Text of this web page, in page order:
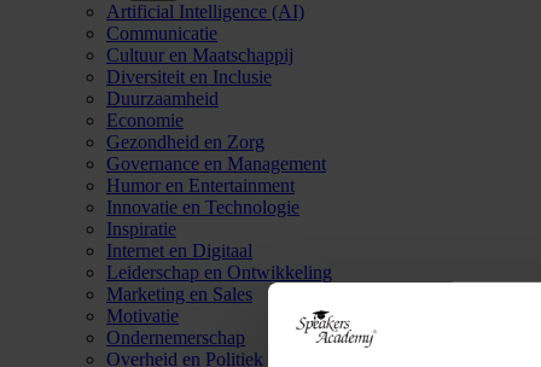
Artificial Intelligence (AI)
Communicatie
Cultuur en Maatschappij
Diversiteit en Inclusie
Duurzaamheid
Economie
Gezondheid en Zorg
Governance en Management
Humor en Entertainment
Innovatie en Technologie
Inspiratie
Internet en Digitaal
Leiderschap en Ontwikkeling
Marketing en Sales
Motivatie
Ondernemerschap
Overheid en Politiek